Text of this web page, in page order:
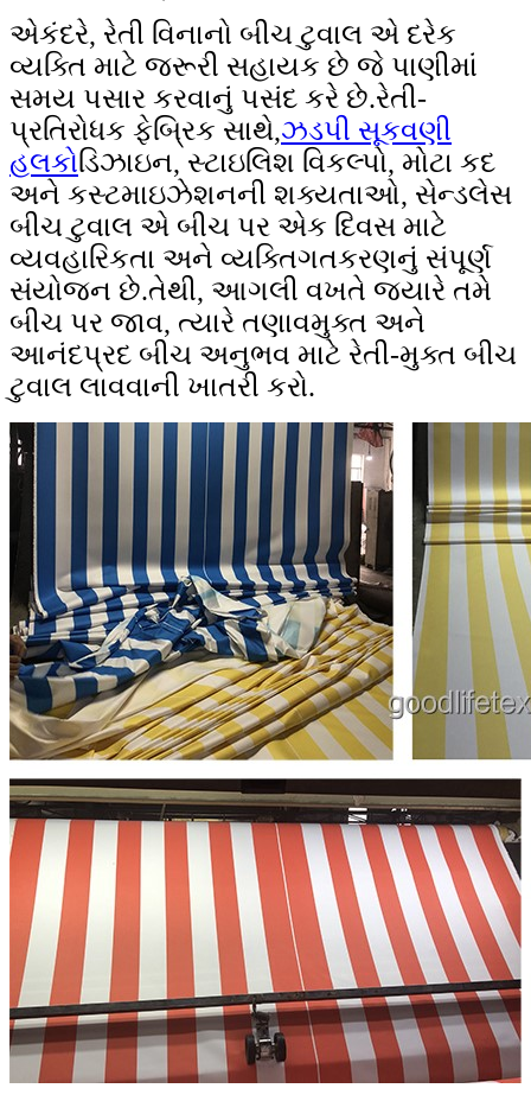
એકંદરે, રેતી વિનાનો બીચ ટુવાલ એ દરેક
વ્યક્તિ માટે જરૂરી સહાયક છે જે પાણીમાં
સમય પસાર કરવાનું પસંદ કરે છે.રેતી-
પ્રતિરોધક ફેબ્રિક સાથે,ઝડપી સૂકવણી
હલકોડિઝાઇન, સ્ટાઇલિશ વિકલ્પો, મોટા કદ
અને કસ્ટમાઇઝેશનની શક્યતાઓ, સેન્ડલેસ
બીચ ટુવાલ એ બીચ પર એક દિવસ માટે
વ્યવહારિકતા અને વ્યક્તિગતકરણનું સંપૂર્ણ
સંયોજન છે.તેથી, આગલી વખતે જ્યારે તમે
બીચ પર જાવ, ત્યારે તણાવમુક્ત અને
આનંદપ્રદ બીચ અનુભવ માટે રેતી-મુક્ત બીચ
ટુવાલ લાવવાની ખાતરી કરો.